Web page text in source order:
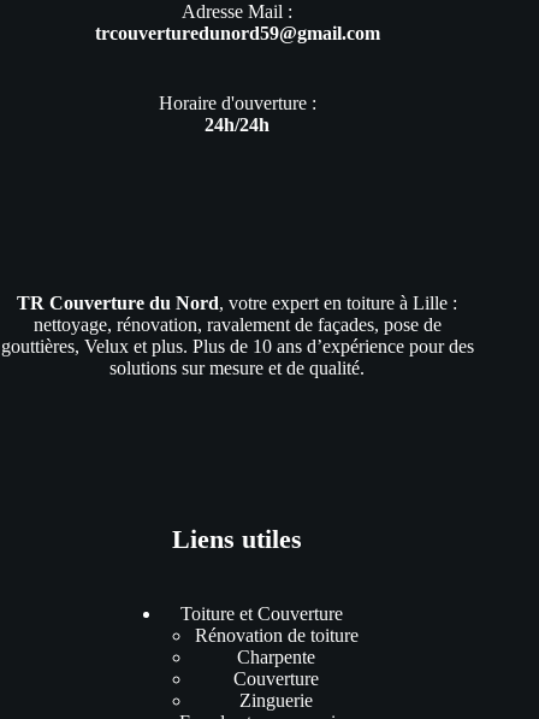
Adresse Mail :
trcouverturedunord59@gmail.com
Horaire d'ouverture :
24h/24h
TR Couverture du Nord, votre expert en toiture à Lille :
nettoyage, rénovation, ravalement de façades, pose de
gouttières, Velux et plus. Plus de 10 ans d’expérience pour des
solutions sur mesure et de qualité.
Liens utiles
Toiture et Couverture
Rénovation de toiture
Charpente
Couverture
Zinguerie